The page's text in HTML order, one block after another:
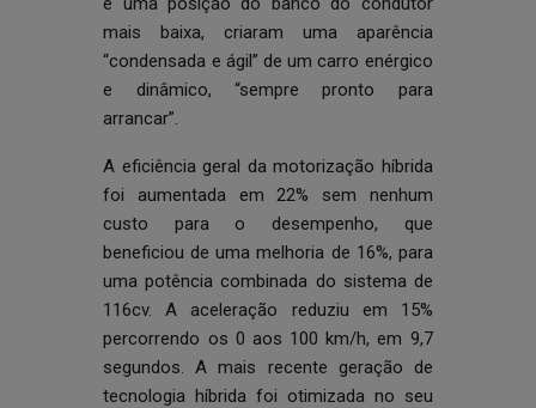
mais baixa, criaram uma aparência
“condensada e ágil” de um carro enérgico
e dinâmico, “sempre pronto para
arrancar”.
A eficiência geral da motorização híbrida
foi aumentada em 22% sem nenhum
custo para o desempenho, que
beneficiou de uma melhoria de 16%, para
uma potência combinada do sistema de
116cv. A aceleração reduziu em 15%
percorrendo os 0 aos 100 km/h, em 9,7
segundos. A mais recente geração de
tecnologia híbrida foi otimizada no seu